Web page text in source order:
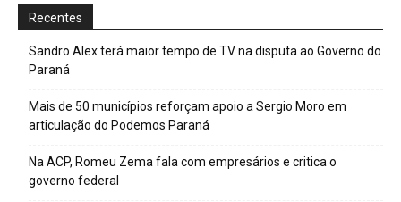
Recentes
Sandro Alex terá maior tempo de TV na disputa ao Governo do
Paraná
Mais de 50 municípios reforçam apoio a Sergio Moro em
articulação do Podemos Paraná
Na ACP, Romeu Zema fala com empresários e critica o
governo federal